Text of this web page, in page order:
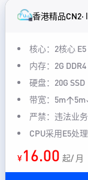
香港精品
核心：2核心 E5
内存：2G DDR4
硬盘：20G SSD
带宽：
严禁：违法业
CPU采用E5处
¥16.00 起/ 月